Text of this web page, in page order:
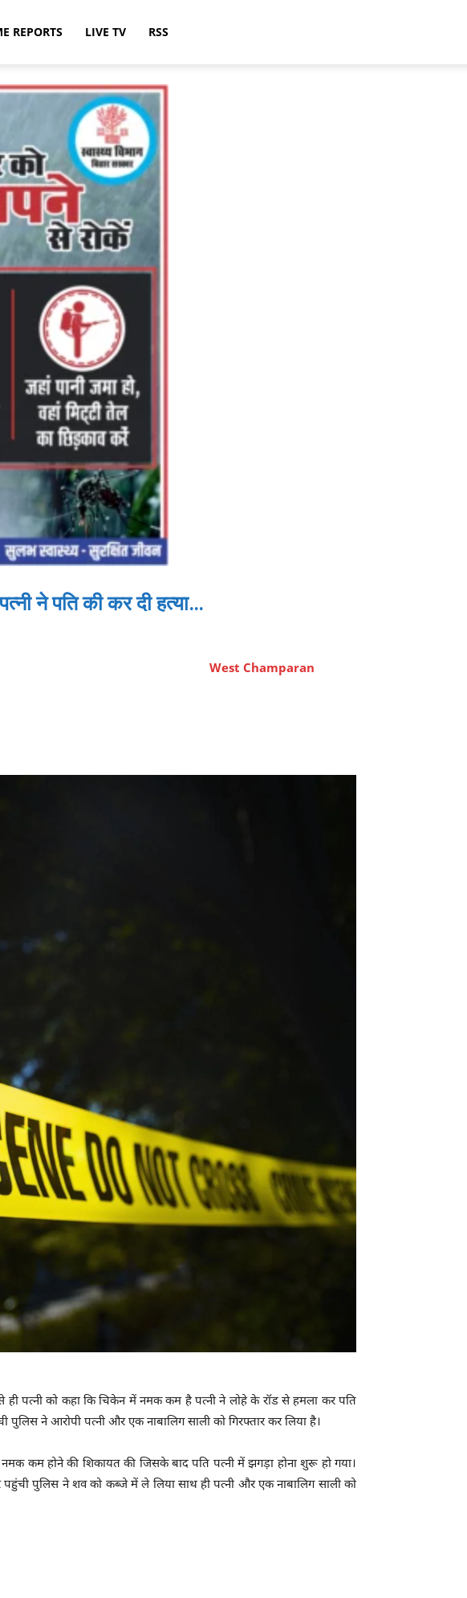
REPORTS LIVE TV RSS
ने पति की कर दी हत्या…
West Champaran
पत्नी को कहा कि चिकेन में नमक कम है पत्नी ने लोहे के रॉड से हमला कर पति
पुलिस ने आरोपी पत्नी और एक नाबालिग साली को गिरफ्तार कर लिया है।
कम होने की शिकायत की जिसके बाद पति पत्नी में झगड़ा होना शुरू हो गया।
पहुंची पुलिस ने शव को कब्जे में ले लिया साथ ही पत्नी और एक नाबालिग साली को